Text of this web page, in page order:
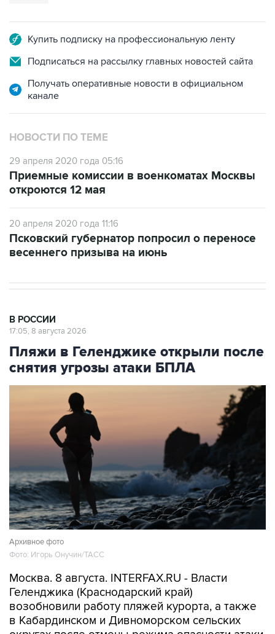
Купить подписку на профессиональную ленту
Подписаться на рассылку главных новостей сайта
Получать оперативные новости в официальном
канале
НОВОСТИ ПО ТЕМЕ
29 апреля 2020 года 05:16
Приемные комиссии в военкоматах Москвы
откроются 12 мая
20 апреля 2020 года 11:16
Псковский губернатор попросил о переносе
весеннего призыва на июнь
В РОССИИ
17:05, 8 августа 2026
Пляжи в Геленджике открыли после
снятия угрозы атаки БПЛА
Архивное фото
Фото: Игорь Онучин/ТАСС
Москва. 8 августа. INTERFAX.RU - Власти
Геленджика (Краснодарский край)
возобновили работу пляжей курорта, а также
в Кабардинском и Дивноморском сельских